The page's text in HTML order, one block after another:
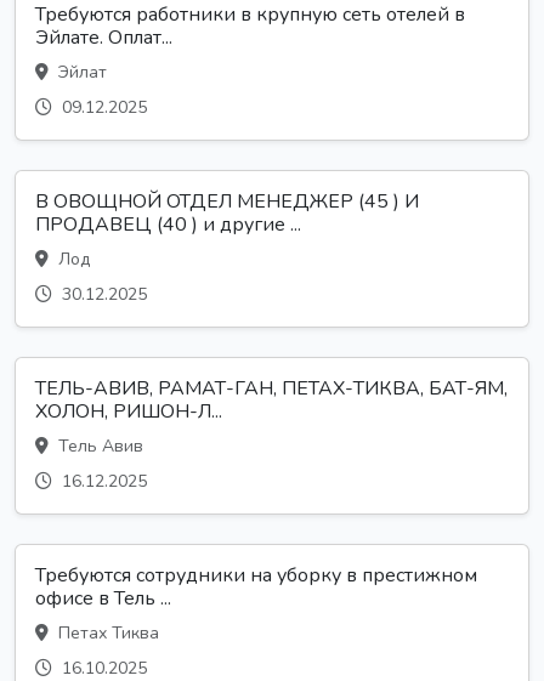
Требуются работники в крупную сеть отелей в
Эйлате. Оплат...
Эйлат
09.12.2025
В ОВОЩНОЙ ОТДЕЛ МЕНЕДЖЕР (45 ) И
ПРОДАВЕЦ (40 ) и другие ...
Лод
30.12.2025
ТЕЛЬ-АВИВ, РАМАТ-ГАН, ПЕТАХ-ТИКВА, БАТ-ЯМ,
ХОЛОН, РИШОН-Л...
Тель Авив
16.12.2025
Требуются сотрудники на уборку в престижном
офисе в Тель ...
Петах Тиква
16.10.2025